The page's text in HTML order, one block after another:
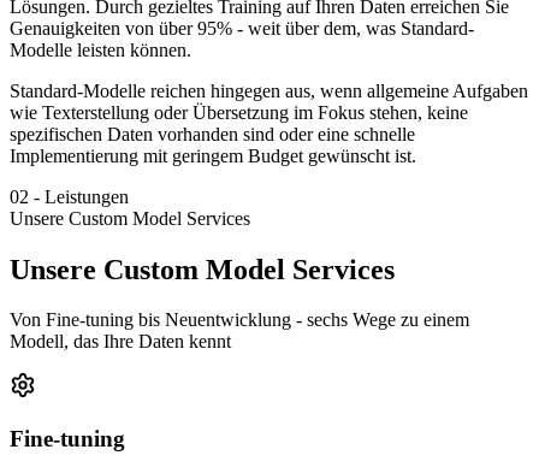
Lösungen. Durch gezieltes Training auf Ihren Daten erreichen Sie
Genauigkeiten von über 95% - weit über dem, was Standard-
Modelle leisten können.
Standard-Modelle reichen hingegen aus, wenn allgemeine Aufgaben
wie Texterstellung oder Übersetzung im Fokus stehen, keine
spezifischen Daten vorhanden sind oder eine schnelle
Implementierung mit geringem Budget gewünscht ist.
02 - Leistungen
Unsere Custom Model Services
Unsere Custom Model Services
Von Fine-tuning bis Neuentwicklung - sechs Wege zu einem
Modell, das Ihre Daten kennt
Fine-tuning